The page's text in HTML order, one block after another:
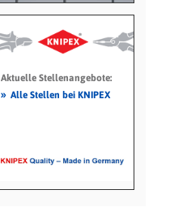
Aktuelle Stellenangebote:
» Alle Stellen bei KNIPEX